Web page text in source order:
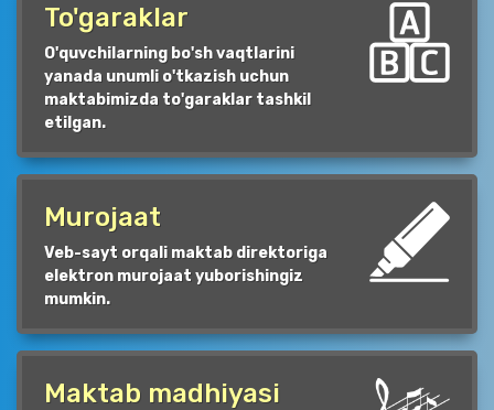
To'garaklar
O'quvchilarning bo'sh vaqtlarini
yanada unumli o'tkazish uchun
maktabimizda to'garaklar tashkil
etilgan.
Murojaat
Veb-sayt orqali maktab direktoriga
elektron murojaat yuborishingiz
mumkin.
Maktab madhiyasi